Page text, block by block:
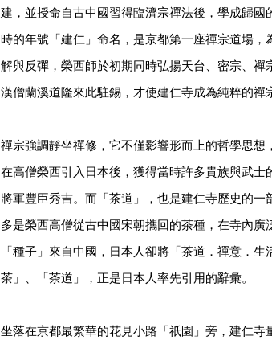
建，並授命自古中國習得臨濟宗禪法後，學成歸國
時的年號「建仁」命名，是京都第一座禪宗道場，
解與反彈，榮西師於初期同時弘揚天台、密宗、
漢僧蘭溪道隆來此駐錫，才使建仁寺成為純粹的禪
禪宗強調靜坐禪修，它不僅影響形而上的哲學思想
在高僧榮西引入日本後，獲得當時許多貴族與武
將軍豐臣秀吉。而「茶道」，也是建仁寺歷史的一
多是榮西高僧從古中國宋朝攜回的茶種，在寺內廣
「種子」來自中國，日本人卻將「茶道．禪意．
茶」、「茶道」，正是日本人率先引用的辭彙。
坐落在京都最繁華的花見小路「祇園」旁，建仁寺